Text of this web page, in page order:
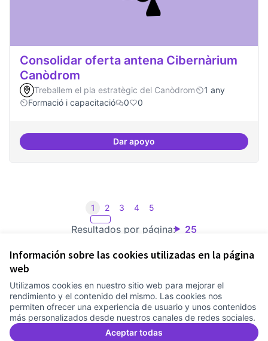
Información sobre las cookies utilizadas en la página
web
Utilizamos cookies en nuestro sitio web para mejorar el
rendimiento y el contenido del mismo. Las cookies nos
permiten ofrecer una experiencia de usuario y unos contenidos
más personalizados desde nuestros canales de redes sociales.
Aceptar todas
Consolidar oferta antena Cibernàrium
Canòdrom
Treballem el pla estratègic del Canòdrom
1 any
Formació i capacitació
0 0
Dar apoyoConsolidar oferta antena
Resultados por página: 25
1 2 3 4 5
Términos y condiciones de uso
Configuración de cookies
Comunitat Canòdrom en Facebook
(Link extern)
Comunitat Canòdrom en Instagram
(Link extern)
Comunitat Canòdrom en YouTube
(Link extern)
Castellano
Triar la llenguaElegir el idiomaChoose language